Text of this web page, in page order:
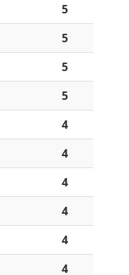
5
5
5
5
4
4
4
4
4
4